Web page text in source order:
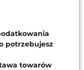
potrzebujesz
towarów